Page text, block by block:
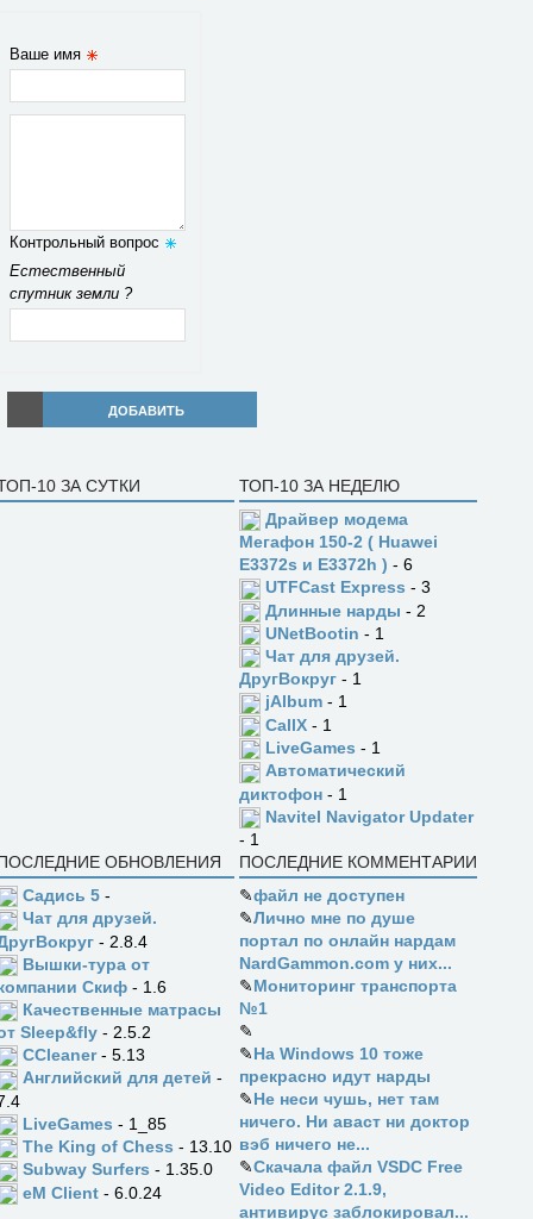
Ваше имя
Контрольный вопрос
Естественный
спутник земли ?
ДОБАВИТЬ
10 ЗА СУТКИ
ТОП-10 ЗА НЕДЕЛЮ
Драйвер модема
Мегафон 150-2 ( Huawei
E3372s и E3372h ) - 6
UTFCast Express - 3
Длинные нарды - 2
UNetBootin - 1
Чат для друзей.
ДругВокруг - 1
jAlbum - 1
CallX - 1
LiveGames - 1
Автоматический
диктофон - 1
Navitel Navigator Updater
- 1
ОБНОВЛЕНИЯ
Садись 5 -
Чат для друзей.
- 2.8.4
Вышки-тура от
Скиф - 1.6
Качественные матрасы
Sleep&fly - 2.5.2
CCleaner- 5.13
Английский для детей -
LiveGames - 1_85
The King of Chess - 13.10
Subway Surfers - 1.35.0
eM Client - 6.0.24
ПОСЛЕДНИЕ КОММЕНТАРИИ
✎файл не доступен
✎Лично мне по душе
портал по онлайн нардам
NardGammon.com у них...
✎Мониторинг транспорта
№1
✎
✎На Windows 10 тоже
прекрасно идут нарды
✎Не неси чушь, нет там
ничего. Ни аваст ни доктор
вэб ничего не...
✎Скачала файл VSDC Free
Video Editor 2.1.9,
антивирус заблокировал...